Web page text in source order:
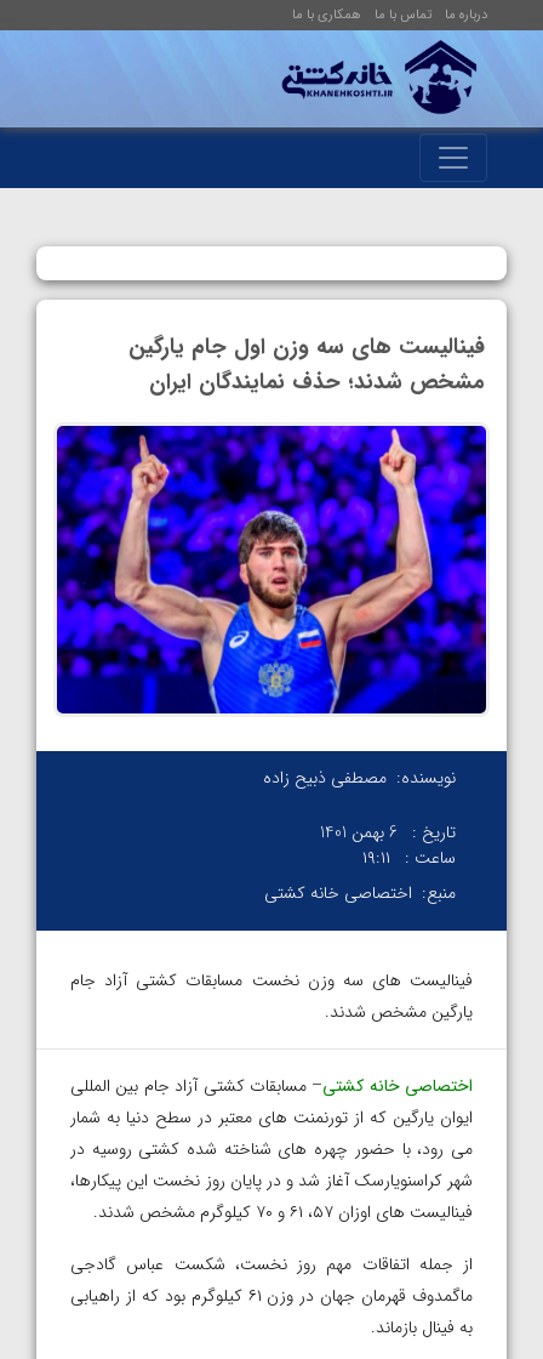
درباره ما تماس با ما همکاری با ما
فینالیست های سه وزن اول جام یارگین
مشخص شدند؛ حذف نمایندگان ایران
نویسنده: مصطفی ذبیح زاده
تاریخ :
6 بهمن 1401
ساعت :
۱۹:۱۱
منبع: اختصاصی خانه کشتی
فینالیست های سه وزن نخست مسابقات کشتی آزاد جام
یارگین مشخص شدند.
اختصاصی خانه کشتی– مسابقات کشتی آزاد جام بین المللی
ایوان یارگین که از تورنمنت های معتبر در سطح دنیا به شمار
می رود، با حضور چهره های شناخته شده کشتی روسیه در
شهر کراسنویارسک آغاز شد و در پایان روز نخست این پیکارها،
فینالیست های اوزان ۵۷، ۶۱ و ۷۰ کیلوگرم مشخص شدند.
از جمله اتفاقات مهم روز نخست، شکست عباس گادجی
ماگمدوف قهرمان جهان در وزن ۶۱ کیلوگرم بود که از راهیابی
به فینال بازماند.